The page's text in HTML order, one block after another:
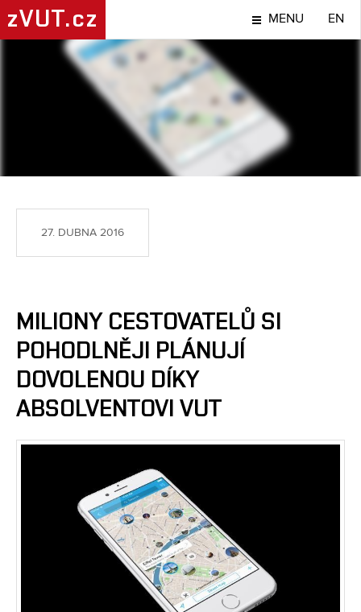
zVUT.cz MENU EN
TÉMA
27. DUBNA 2016
MILIONY CESTOVATELŮ SI
POHODLNĚJI PLÁNUJÍ
DOVOLENOU DÍKY
ABSOLVENTOVI VUT